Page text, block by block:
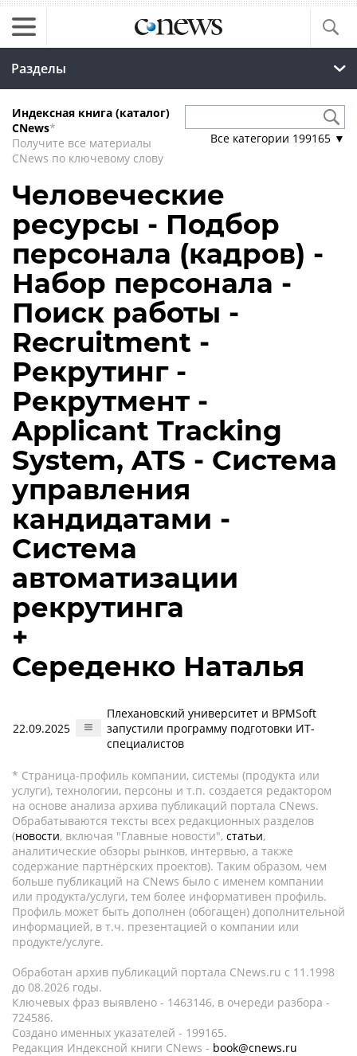
Разделы
Индексная книга (каталог)
CNews*
Получите все материалы
CNews по ключевому слову
Все категории 199165 ▼
Человеческие
ресурсы - Подбор
персонала (кадров) -
Набор персонала -
Поиск работы -
Recruitment -
Рекрутинг -
Рекрутмент -
Applicant Tracking
System, ATS - Система
управления
кандидатами -
Система
автоматизации
рекрутинга
+
Середенко Наталья
22.09.2025
Плехановский университет и BPMSoft
запустили программу подготовки ИТ-
специалистов
* Страница-профиль компании, системы (продукта или
услуги), технологии, персоны и т.п. создается редактором
на основе анализа архива публикаций портала CNews.
Обрабатываются тексты всех редакционных разделов
(новости, включая "Главные новости", статьи,
аналитические обзоры рынков, интервью, а также
содержание партнёрских проектов). Таким образом, чем
больше публикаций на CNews было с именем компании
или продукта/услуги, тем более информативен профиль.
Профиль может быть дополнен (обогащен) дополнительной
информацией, в т.ч. презентацией о компании или
продукте/услуге.
Обработан архив публикаций портала CNews.ru c 11.1998
до 08.2026 годы.
Ключевых фраз выявлено - 1463146, в очереди разбора -
724586.
Создано именных указателей - 199165.
Редакция Индексной книги CNews - book@cnews.ru